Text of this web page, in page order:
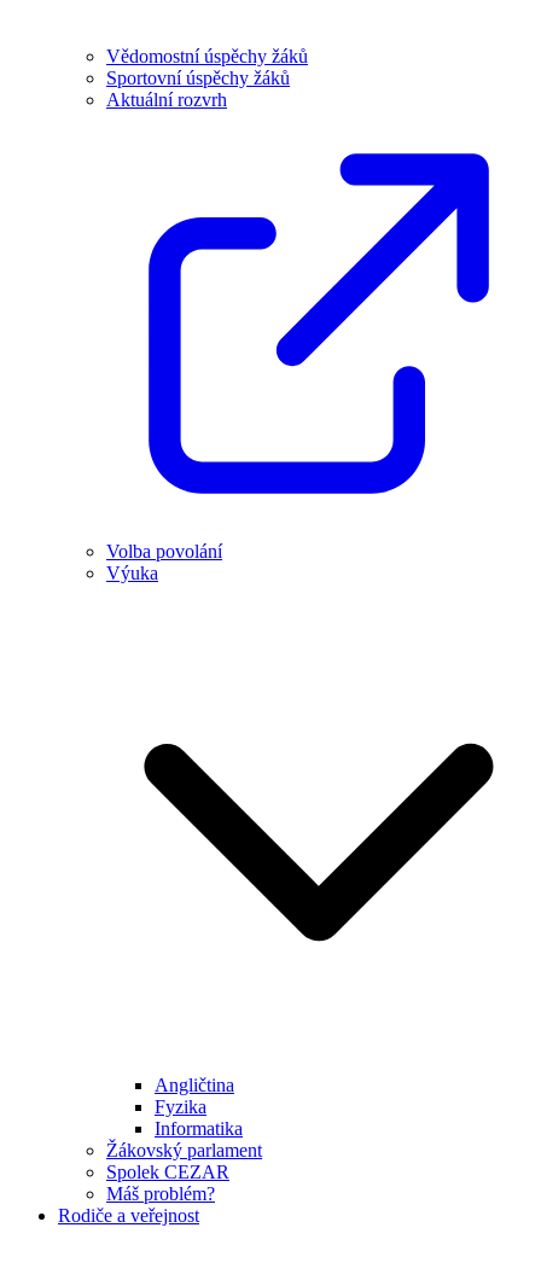
Vědomostní úspěchy žáků
Sportovní úspěchy žáků
Aktuální rozvrh
Volba povolání
Výuka
Angličtina
Fyzika
Informatika
Žákovský parlament
Spolek CEZAR
Máš problém?
Rodiče a veřejnost